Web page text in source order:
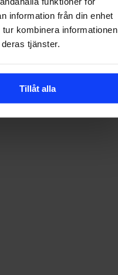
information från din enhet
kombinera informationen
tjänster.
Tillåt alla